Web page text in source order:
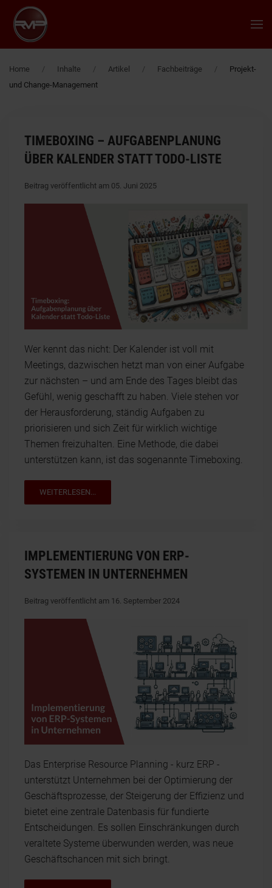
Zum Hauptinhalt springen
Home Inhalte Artikel Fachbeiträge
Projekt-
und Change-Management
TIMEBOXING – AUFGABENPLANUNG
ÜBER KALENDER STATT TODO-LISTE
Beitrag veröffentlicht am 05. Juni 2025
Wer kennt das nicht: Der Kalender ist voll mit
Meetings, dazwischen hetzt man von einer Aufgabe
zur nächsten – und am Ende des Tages bleibt das
Gefühl, wenig geschafft zu haben. Viele stehen vor
der Herausforderung, ständig Aufgaben zu
priorisieren und sich Zeit für wirklich wichtige
Themen freizuhalten. Eine Methode, die dabei
unterstützen kann, ist das sogenannte Timeboxing.
WEITERLESEN...
IMPLEMENTIERUNG VON ERP-
SYSTEMEN IN UNTERNEHMEN
Beitrag veröffentlicht am 16. September 2024
Das Enterprise Resource Planning - kurz ERP -
unterstützt Unternehmen bei der Optimierung der
Geschäftsprozesse, der Steigerung der Effizienz und
bietet eine zentrale Datenbasis für fundierte
Entscheidungen. Es sollen Einschränkungen durch
veraltete Systeme überwunden werden, was neue
Geschäftschancen mit sich bringt.